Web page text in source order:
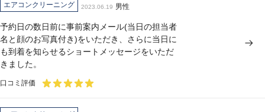
エアコンクリーニング 2023.06.19 男性
予約日の数日前に事前案内メール(当日の担当者
名と顔のお写真付き)をいただき、さらに当日に
も到着を知らせるショートメッセージをいただ
きました。
口コミ評価